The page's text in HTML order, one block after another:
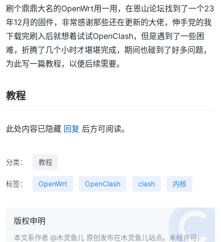
刷个鼎鼎大名的OpenWrt用一用，在恩山论坛找到了一个23
年12月的固件，非常感谢那些还在更新的大佬，伸手党的我
下载完刷入后就想着试试OpenClash，但是遇到了一些困
难，折腾了几个小时才堪堪完成，期间也碰到了好多问题，
为此写一篇教程，以便后续需要。
教程
此处内容已隐藏 回复 后方可阅读。
分类： 教程
标签： OpenWrt OpenClash clash 内核
版权申明
本文系作者 @木灵鱼儿 原创发布在木灵鱼儿站点。未经许可，